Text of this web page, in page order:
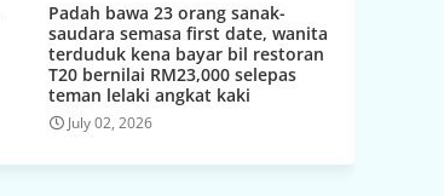
Padah bawa 23 orang sanak-
saudara semasa first date, wanita
terduduk kena bayar bil restoran
T20 bernilai RM23,000 selepas
teman lelaki angkat kaki
July 02, 2026